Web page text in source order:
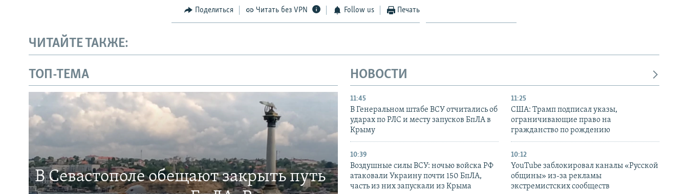
Поделиться Читать без VPN Follow us Печать
ЧИТАЙТЕ ТАКЖЕ:
ТОП-ТЕМА
В Севастополе обещают закрыть путь
НОВОСТИ
11:45
В Генеральном штабе ВСУ отчитались об
ударах по РЛС и месту запусков БпЛА в
Крыму
11:25
США: Трамп подписал указы,
ограничивающие право на
гражданство по рождению
10:39
Воздушные силы ВСУ: ночью войска РФ
атаковали Украину почти 150 БпЛА,
часть из них запускали из Крыма
10:12
YouTube заблокировал каналы «Русской
общины» из-за рекламы
экстремистских сообществ